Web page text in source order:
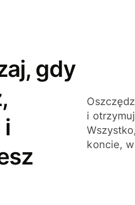
gdy
i
i
koncie,